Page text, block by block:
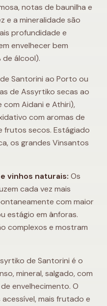
notas de baunilha e
e a mineralidade são
profundidade e
envelhecer bem
de álcool).
Santorini ao Porto ou
de Assyrtiko secas ao
Aidani e Athiri),
com aromas de
frutos secos. Estágiado
os grandes Vinsantos
vinhos naturais: Os
cada vez mais
com maior
estágio em ânforas.
complexos e mostram
de Santorini é o
mineral, salgado, com
envelhecimento. O
mais frutado e